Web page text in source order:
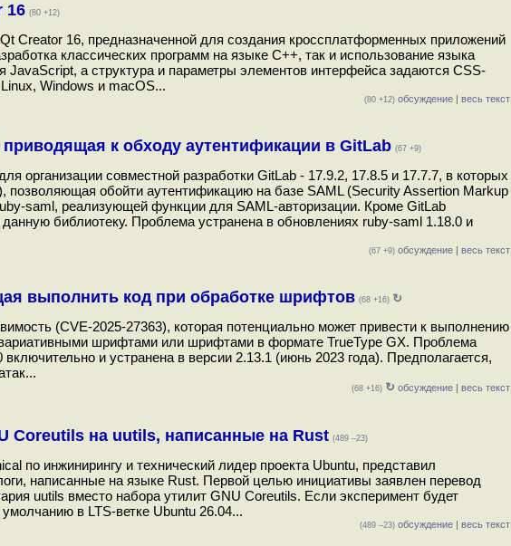
16 (80 +12)
Creator 16, предназначенной для создания кроссплатформенных приложений
классических программ на языке C++, так и использование языка
JavaScript, а структура и параметры элементов интерфейса задаются CSS-
Windows и maсOS...
(80 +12) обсуждение | весь текст
к обходу аутентификации в GitLab (67 +9)
организации совместной разработки GitLab - 17.9.2, 17.8.5 и 17.7.7, в которых
позволяющая обойти аутентификацию на базе SAML (Security Assertion Markup
saml, реализующей функции для SAML-авторизации. Кроме GitLab
библиотеку. Проблема устранена в обновлениях ruby-saml 1.18.0 и
(67 +9) обсуждение | весь текст
выполнить код при обработке шрифтов (68 +16) ↻
(CVE-2025-27363), которая потенциально может привести к выполнению
шрифтами или шрифтами в формате TrueType GX. Проблема
и устранена в версии 2.13.1 (июнь 2023 года). Предполагается,
(68 +16) ↻ обсуждение | весь текст
Coreutils на uutils, написанные на Rust (489 –23)
по инжинирингу и технический лидер проекта Ubuntu, представил
написанные на языке Rust. Первой целью инициативы заявлен перевод
uutils вместо набора утилит GNU Coreutils. Если эксперимент будет
в LTS-ветке Ubuntu 26.04...
(489 –23) обсуждение | весь текст